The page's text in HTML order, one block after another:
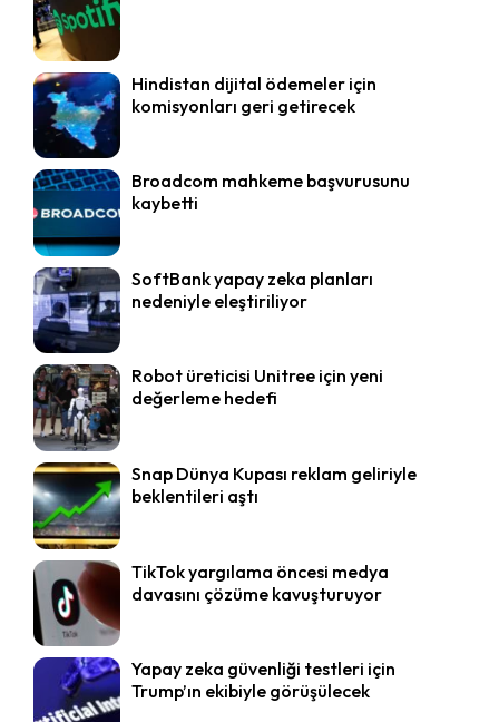
Hindistan dijital ödemeler için
komisyonları geri getirecek
Broadcom mahkeme başvurusunu
kaybetti
SoftBank yapay zeka planları
nedeniyle eleştiriliyor
Robot üreticisi Unitree için yeni
değerleme hedefi
Snap Dünya Kupası reklam geliriyle
beklentileri aştı
TikTok yargılama öncesi medya
davasını çözüme kavuşturuyor
Yapay zeka güvenliği testleri için
Trump’ın ekibiyle görüşülecek